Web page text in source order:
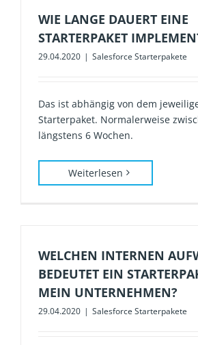
WIE LANGE DAUERT EINE
STARTERPAKET
29.04.2020 | Salesforce Starterpakete
Das ist abhängig von dem
Starterpaket. Normalerweise
längstens 6 Wochen.
Weiterlesen
WELCHEN INTERNEN
BEDEUTET EIN
MEIN UNTERNEHMEN?
29.04.2020 | Salesforce Starterpakete